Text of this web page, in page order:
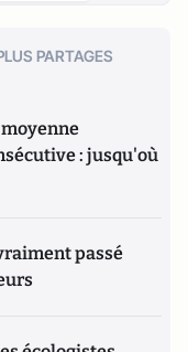
PARTAGES
: jusqu'où
passé